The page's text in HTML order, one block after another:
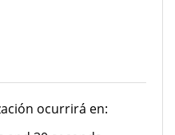
ocurrirá en: